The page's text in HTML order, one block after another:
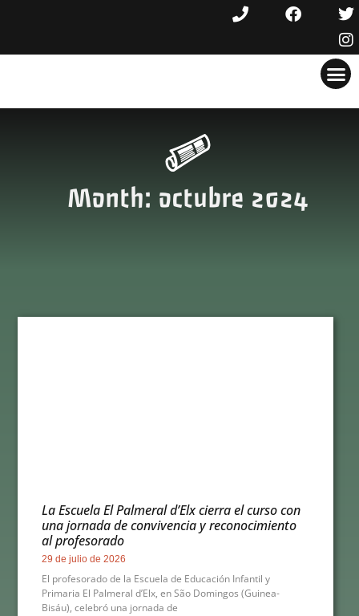
Month: octubre 2024
La Escuela El Palmeral d’Elx cierra el curso con
una jornada de convivencia y reconocimiento
al profesorado
29 de julio de 2026
El profesorado de la Escuela de Educación Infantil y
Primaria El Palmeral d’Elx, en São Domingos (Guinea-
Bisáu), celebró una jornada de